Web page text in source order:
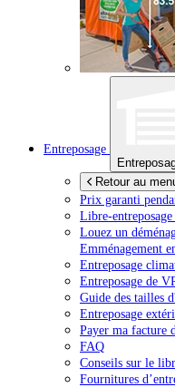
Entreposage
Retour au
Prix garanti
Libre-entreposage
Louez un
Emménagement
Entreposage
Entreposage de
Guide des tailles
Entreposage
Payer ma facture
FAQ
Conseils sur le
Fournitures